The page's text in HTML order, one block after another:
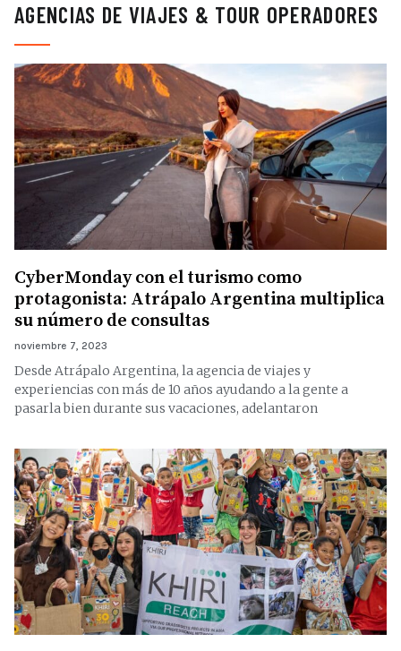
AGENCIAS DE VIAJES & TOUR OPERADORES
CyberMonday con el turismo como
protagonista: Atrápalo Argentina multiplica
su número de consultas
noviembre 7, 2023
Desde Atrápalo Argentina, la agencia de viajes y
experiencias con más de 10 años ayudando a la gente a
pasarla bien durante sus vacaciones, adelantaron